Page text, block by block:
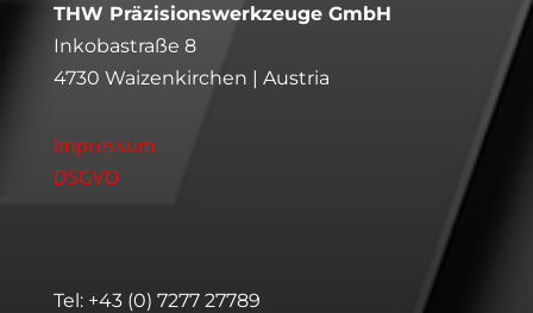
THW Präzisionswerkzeuge GmbH
Inkobastraße 8
4730 Waizenkirchen | Austria
Impressum
DSGVO
Tel: +43 (0) 7277 27789